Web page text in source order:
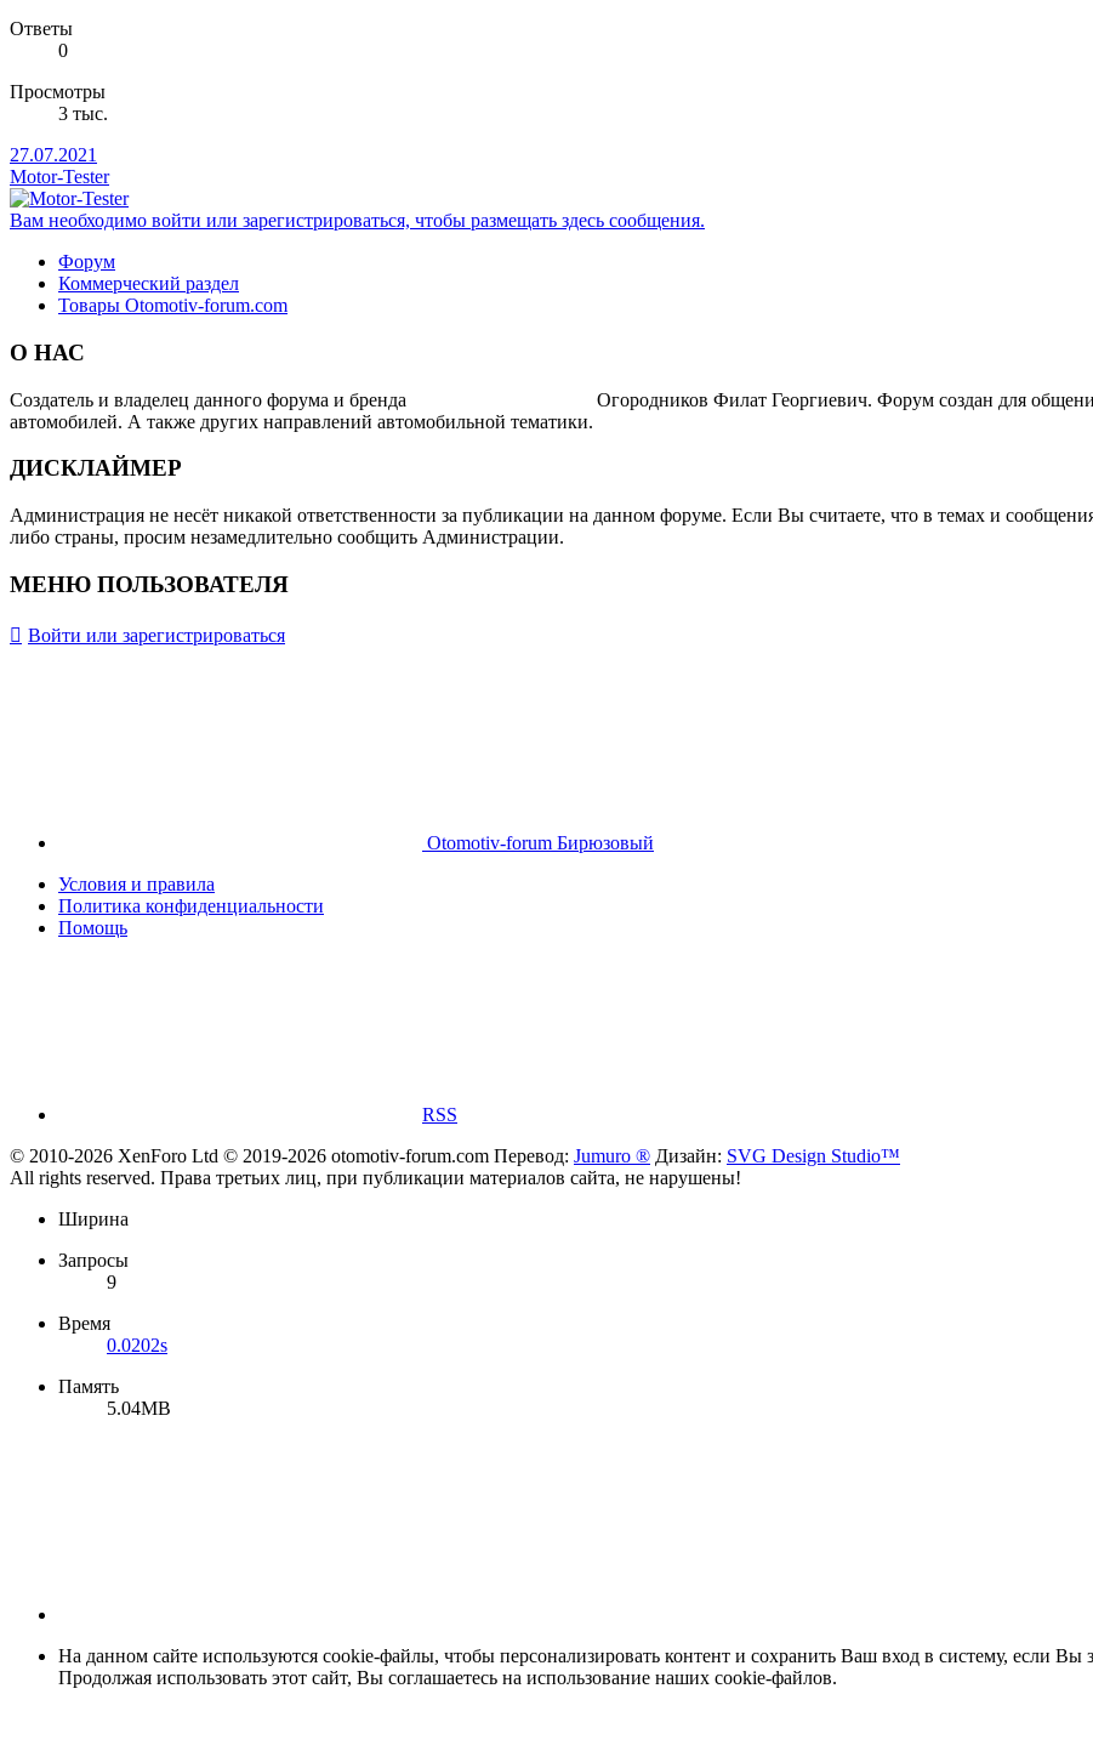
Ответы
0
Просмотры
3 тыс.
27.07.2021
Motor-Tester
Вам необходимо войти или зарегистрироваться, чтобы размещать здесь сообщения.
Форум
Коммерческий раздел
Товары Otomotiv-forum.com
О НАС
Создатель и владелец данного форума и бренда
Огородников Филат Георгиевич. Форум создан для
автомобилей. А также других направлений автомобильной тематики.
ДИСКЛАЙМЕР
Администрация не несёт никакой ответственности за публикации на данном форуме. Если Вы считаете, что в темах и
либо страны, просим незамедлительно сообщить Администрации.
МЕНЮ ПОЛЬЗОВАТЕЛЯ
Войти или зарегистрироваться
Otomotiv-forum Бирюзовый
Условия и правила
Политика конфиденциальности
Помощь
RSS
© 2010-2026 XenForo Ltd © 2019-2026 otomotiv-forum.com Перевод: Jumuro ® Дизайн: SVG Design Studio™
All rights reserved. Права третьих лиц, при публикации материалов сайта, не нарушены!
Ширина
Запросы
9
Время
0.0202s
Память
5.04MB
На данном сайте используются cookie-файлы, чтобы персонализировать контент и сохранить Ваш вход в систему, если Вы
Продолжая использовать этот сайт, Вы соглашаетесь на использование наших cookie-файлов.